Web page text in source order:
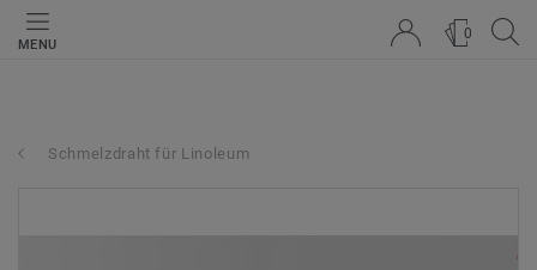
MENU
0
Schmelzdraht für Linoleum